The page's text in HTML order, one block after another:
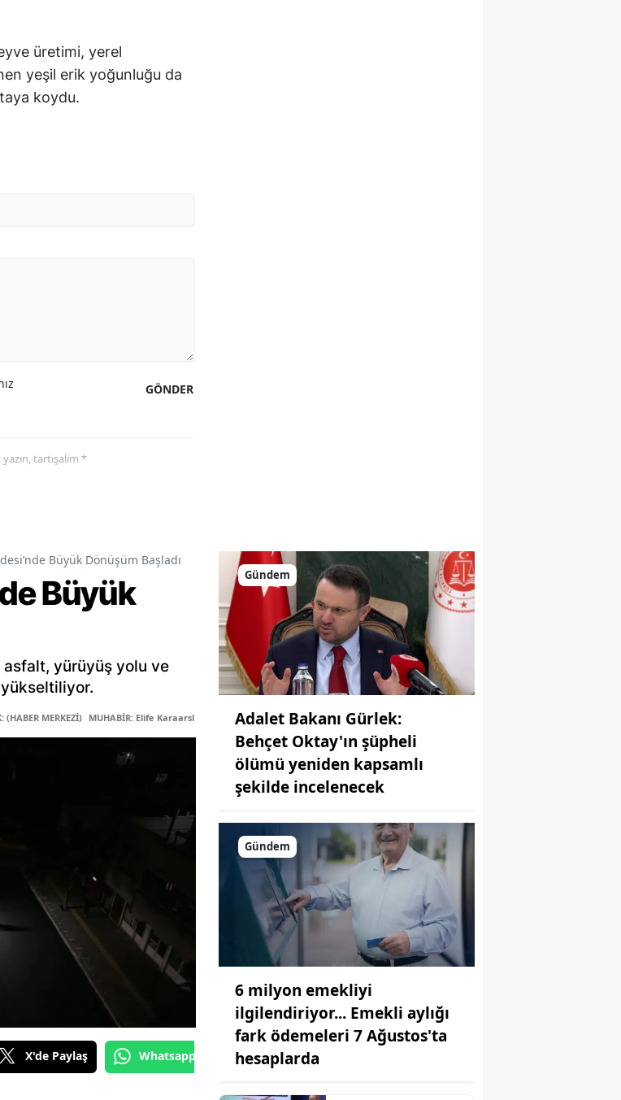
üretimi, yerel
yeşil erik yoğunluğu da
koydu.
GÖNDER
tartışalım *
Büyük Dönüşüm Başladı
Büyük
asfalt, yürüyüş yolu ve
yükseltiliyor.
(HABER MERKEZİ) MUHABİR: Elife Karaarslan
X'de Paylaş Whatsapp'tan Gönder
Gündem
Adalet Bakanı Gürlek:
Behçet Oktay'ın şüpheli
ölümü yeniden kapsamlı
şekilde incelenecek
Gündem
6 milyon emekliyi
ilgilendiriyor... Emekli aylığı
fark ödemeleri 7 Ağustos'ta
hesaplarda